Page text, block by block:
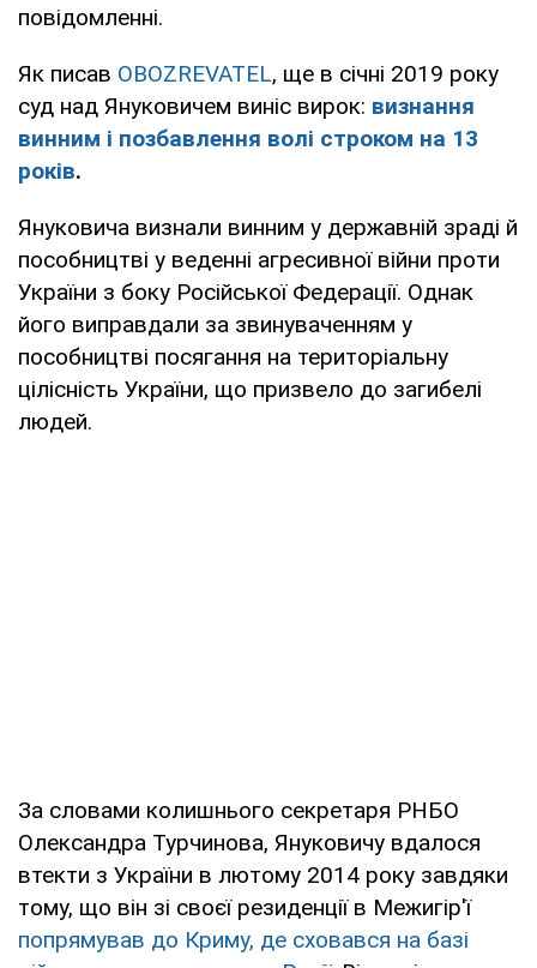
повідомленні.
Як писав OBOZREVATEL, ще в січні 2019 року
суд над Януковичем виніс вирок: визнання
винним і позбавлення волі строком на 13
років.
Януковича визнали винним у державній зраді й
пособництві у веденні агресивної війни проти
України з боку Російської Федерації. Однак
його виправдали за звинуваченням у
пособництві посягання на територіальну
цілісність України, що призвело до загибелі
людей.
За словами колишнього секретаря РНБО
Олександра Турчинова, Януковичу вдалося
втекти з України в лютому 2014 року завдяки
тому, що він зі своєї резиденції в Межигір'ї
попрямував до Криму, де сховався на базі